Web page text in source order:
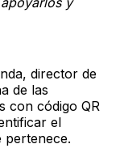
director de
de las
con código QR
el
pertenece.